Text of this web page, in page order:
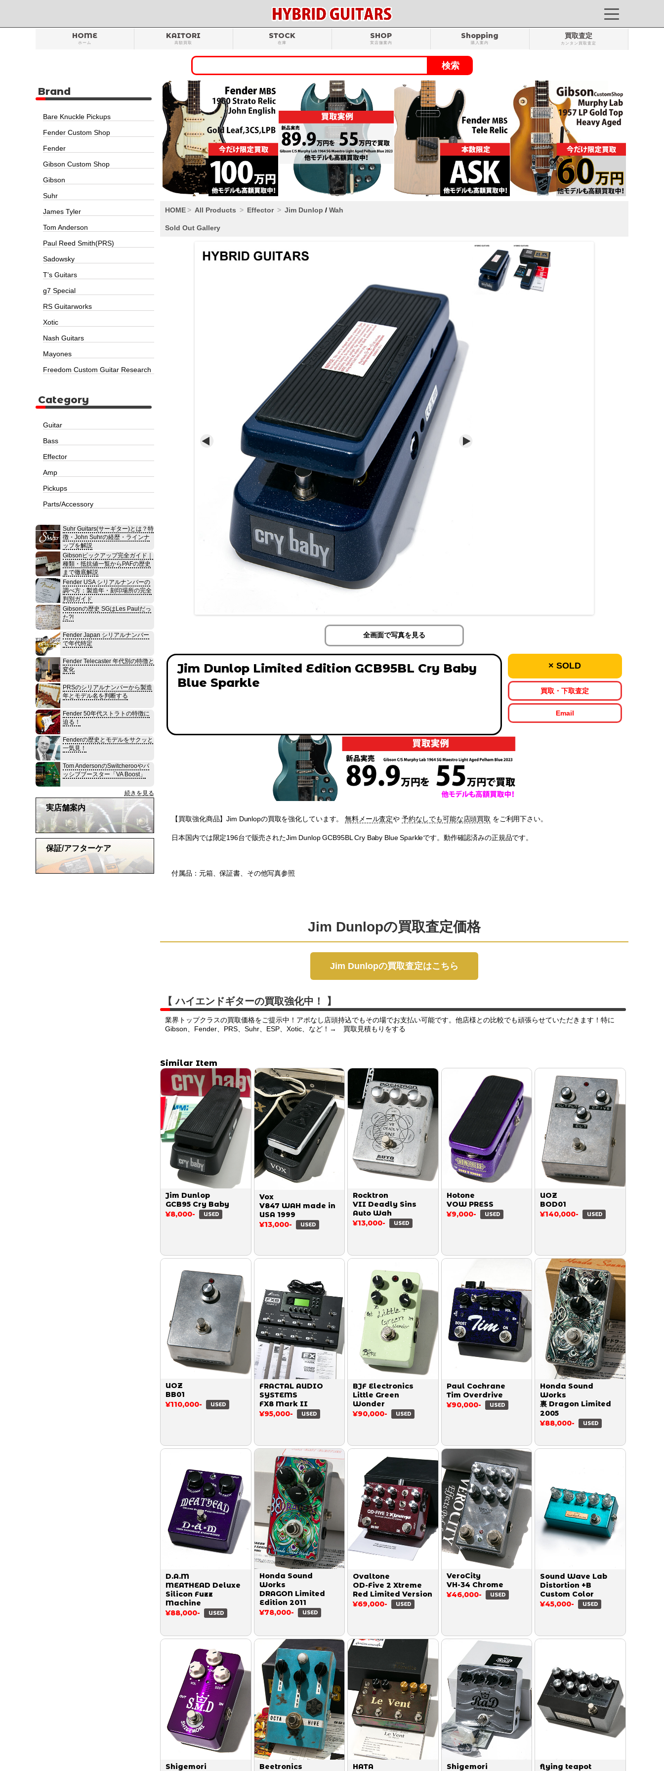
HOME
ホーム
KAITORI
高額買取
STOCK
在庫
SHOP
実店舗案内
Shopping
購入案内
買取査定
カンタン買取査定
HOME All Products Effector Jim Dunlop / Wah
Sold Out Gallery
全画面で写真を見る
Jim Dunlop Limited Edition GCB95BL Cry Baby
Blue Sparkle
× SOLD
買取・下取査定
Email
【買取強化商品】Jim Dunlopの買取を強化しています。無料メール査定や 予約なしでも可能な店頭買取 をご利用下さい。
日本国内では限定196台で販売されたJim Dunlop GCB95BL Cry Baby Blue Sparkleです。動作確認済みの正規品です。
付属品：元箱、保証書、その他写真参照
Jim Dunlopの買取査定価格
Jim Dunlopの買取査定はこちら
【 ハイエンドギターの買取強化中！ 】
業界トップクラスの買取価格をご提示中！アポなし店頭持込でもその場でお支払い可能です。他店様との比較でも頑張らせていただきます！特に
Gibson、Fender、PRS、Suhr、ESP、Xotic、など！→ 買取見積もりをする
Similar Item
Jim Dunlop
GCB95 Cry Baby
¥8,000-
USED
Vox
V847 WAH made in
USA 1999
¥13,000-
USED
Rocktron
VII Deadly Sins
Auto Wah
¥13,000-
USED
Hotone
VOW PRESS
¥9,000-
USED
UOZ
BOD01
¥140,000-
USED
UOZ
BB01
¥110,000-
USED
FRACTAL AUDIO
SYSTEMS
FX8 Mark II
¥95,000-
USED
BJF Electronics
Little Green
Wonder
¥90,000-
USED
Paul Cochrane
Tim Overdrive
¥90,000-
USED
Honda Sound
Works
裏 Dragon Limited
2005
¥88,000-
USED
D.A.M
MEATHEAD Deluxe
Silicon Fuzz
Machine
¥88,000-
USED
Honda Sound
Works
DRAGON Limited
Edition 2011
¥78,000-
USED
Ovaltone
OD-Five 2 Xtreme
Red Limited Version
¥69,000-
USED
VeroCity
VH-34 Chrome
¥46,000-
USED
Sound Wave Lab
Distortion +B
Custom Color
¥45,000-
USED
Shigemori
Beetronics
HATA
Shigemori
flying teapot
Brand
Bare Knuckle Pickups
Fender Custom Shop
Fender
Gibson Custom Shop
Gibson
Suhr
James Tyler
Tom Anderson
Paul Reed Smith(PRS)
Sadowsky
T's Guitars
g7 Special
RS Guitarworks
Xotic
Nash Guitars
Mayones
Freedom Custom Guitar Research
Category
Guitar
Bass
Effector
Amp
Pickups
Parts/Accessory
Suhr Guitars(サーギター)とは？特
徴・John Suhrの経歴・ラインナ
ップを解説
Gibsonピックアップ完全ガイド｜
種類・抵抗値一覧からPAFの歴史
まで徹底解説
Fender USA シリアルナンバーの
調べ方：製造年・刻印場所の完全
判別ガイド
Gibsonの歴史 SGはLes Paulだっ
た?!
Fender Japan シリアルナンバー
で年代特定
Fender Telecaster 年代別の特徴と
変化
PRSのシリアルナンバーから製造
年とモデル名を判断する
Fender 50年代ストラトの特徴に
迫る！
Fenderの歴史とモデルをサクッと
一気見！
Tom AndersonのSwitcherooやパ
ッシブブースター「VA Boost」
続きを見る
実店舗案内
保証/アフターケア